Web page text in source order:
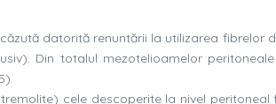
datorită renuntării la utilizarea fibrelor
Din totalul mezotelioamelor peritoneale
cele descoperite la nivel peritoneal